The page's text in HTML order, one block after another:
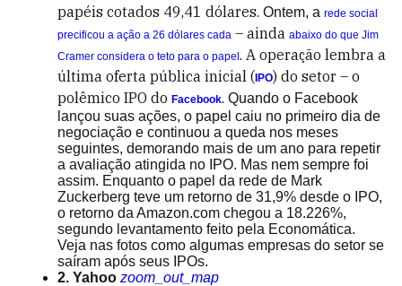
papéis cotados 49,41 dólares. Ontem, a rede social
precificou a ação a 26 dólares cada – ainda abaixo do que Jim
Cramer considera o teto para o papel . A operação lembra a
última oferta pública inicial ( IPO) do setor – o
polêmico IPO do Facebook. Quando o Facebook
lançou suas ações, o papel caiu no primeiro dia de
negociação e continuou a queda nos meses
seguintes, demorando mais de um ano para repetir
a avaliação atingida no IPO. Mas nem sempre foi
assim. Enquanto o papel da rede de Mark
Zuckerberg teve um retorno de 31,9% desde o IPO,
o retorno da Amazon.com chegou a 18.226%,
segundo levantamento feito pela Economática.
Veja nas fotos como algumas empresas do setor se
saíram após seus IPOs.
2. Yahoo zoom_out_map